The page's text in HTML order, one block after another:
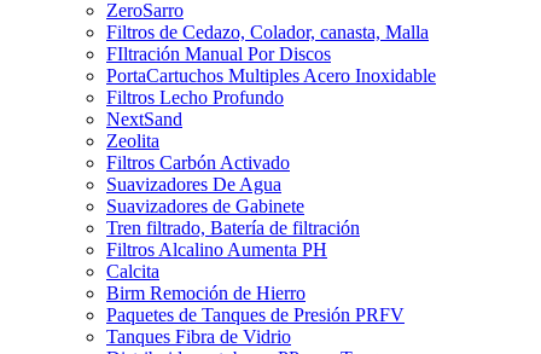
ZeroSarro
Filtros de Cedazo, Colador, canasta, Malla
FIltración Manual Por Discos
PortaCartuchos Multiples Acero Inoxidable
Filtros Lecho Profundo
NextSand
Zeolita
Filtros Carbón Activado
Suavizadores De Agua
Suavizadores de Gabinete
Tren filtrado, Batería de filtración
Filtros Alcalino Aumenta PH
Calcita
Birm Remoción de Hierro
Paquetes de Tanques de Presión PRFV
Tanques Fibra de Vidrio